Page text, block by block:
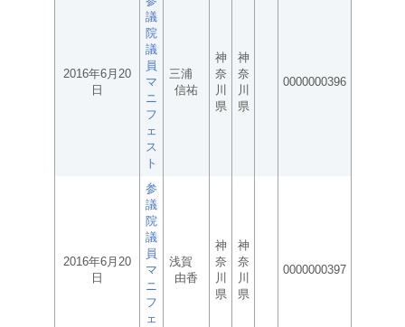
2016年6月20
日
議
院
議
員
マ
ニ
フ
ェ
ス
ト
三浦
信祐
神
奈
川
県
神
奈
川
県
0000000396
2016年6月20
日
参
議
院
議
員
マ
ニ
フ
ェ
浅賀
由香
神
奈
川
県
神
奈
川
県
0000000397